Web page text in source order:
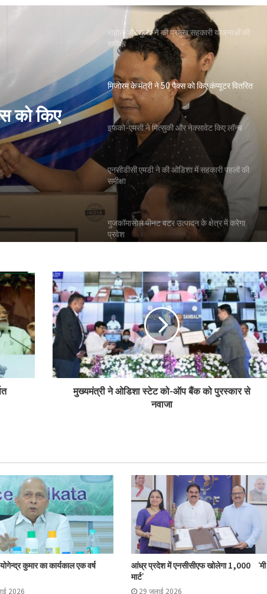
को किए
मोहोल और गुर्जर ने की प्रमुख सहकारी योजनाओं की
समीक्षा
मिजोरम के मंत्री ने 50 पैक्स को किए कंप्यूटर वितरित
इफको-एमसी ने मित्सुकी और नेक्सावेट किए लॉन्च
एनसीडीसी एमडी ने की ओडिशा में सहकारी पहलों की
समीक्षा
गुजकॉमासोल पीनट बटर उत्पादन के क्षेत्र में करेगा
प्रवेश
बिहार के मुख्यमंत्री ने की सहकारी बैंकिंग कार्यों की
समीक्षा
पीएम-किसान योजना के विस्तार का संघानी ने किया
स्वागत
निर्वाचित
ओडिशा के 29.5 लाख किसानों को मिला नैनो उर्वरकों
का लाभ: राज्य मंत्री
मोहोल और गुर्जर ने की प्रमुख सहकारी योजनाओं की
समीक्षा
मुख्यमंत्री ने ओडिशा स्टेट को-ऑप बैंक को पुरस्कार से
नवाजा
कुमार का कार्यकाल एक वर्ष
2026
आंध्र प्रदेश में एनसीसीएफ खोलेगा 1,000 ‘मी
मार्ट’
29 जुलाई 2026